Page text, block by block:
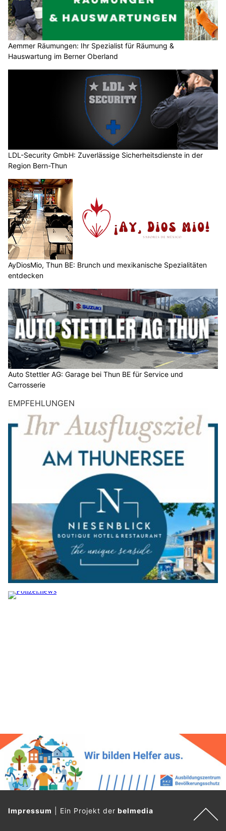
Aemmer Räumungen: Ihr Spezialist für Räumung &
Hauswartung im Berner Oberland
LDL-Security GmbH: Zuverlässige Sicherheitsdienste in der
Region Bern-Thun
AyDiosMio, Thun BE: Brunch und mexikanische Spezialitäten
entdecken
Auto Stettler AG: Garage bei Thun BE für Service und
Carrosserie
EMPFEHLUNGEN
Impressum Ein Projekt derbelmedia